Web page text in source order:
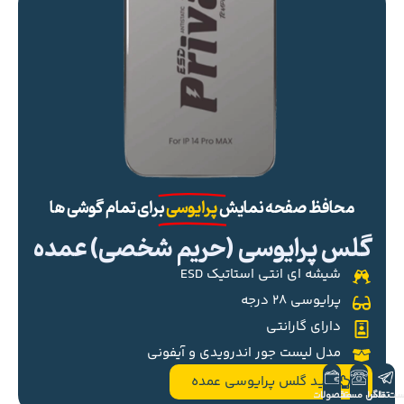
محافظ صفحه نمایشپرایوسیبرای تمام گوشی ها
گلس پرایوسی (حریم شخصی) عمده
شیشه ای انتی استاتیک ESD
پرایوسی ۲۸ درجه
دارای گارانتی
مدل لیست جور اندرویدی و آیفونی
خرید گلس پرایوسی عمده
تلگرام
تماس مستقیم
محصولات